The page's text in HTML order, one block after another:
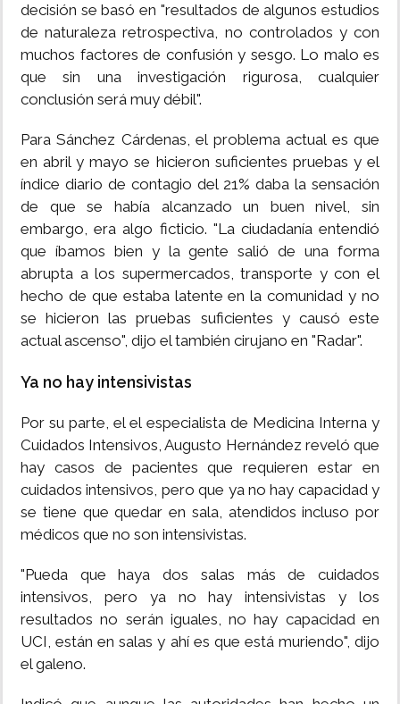
decisión se basó en "resultados de algunos estudios
de naturaleza retrospectiva, no controlados y con
muchos factores de confusión y sesgo. Lo malo es
que sin una investigación rigurosa, cualquier
conclusión será muy débil".
Para Sánchez Cárdenas, el problema actual es que
en abril y mayo se hicieron suficientes pruebas y el
índice diario de contagio del 21% daba la sensación
de que se había alcanzado un buen nivel, sin
embargo, era algo ficticio. "La ciudadanía entendió
que íbamos bien y la gente salió de una forma
abrupta a los supermercados, transporte y con el
hecho de que estaba latente en la comunidad y no
se hicieron las pruebas suficientes y causó este
actual ascenso", dijo el también cirujano en "Radar".
Ya no hay intensivistas
Por su parte, el el especialista de Medicina Interna y
Cuidados Intensivos, Augusto Hernández reveló que
hay casos de pacientes que requieren estar en
cuidados intensivos, pero que ya no hay capacidad y
se tiene que quedar en sala, atendidos incluso por
médicos que no son intensivistas.
"Pueda que haya dos salas más de cuidados
intensivos, pero ya no hay intensivistas y los
resultados no serán iguales, no hay capacidad en
UCI, están en salas y ahí es que está muriendo", dijo
el galeno.